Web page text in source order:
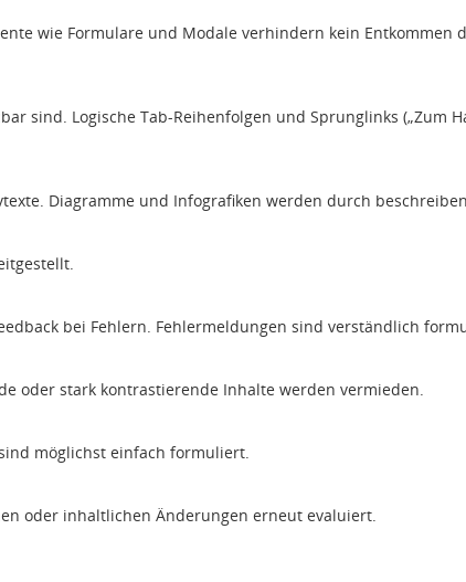
wie Formulare und Modale verhindern kein Entkommen
sind. Logische Tab-Reihenfolgen und Sprunglinks („Zum
Diagramme und Infografiken werden durch
bei Fehlern. Fehlermeldungen sind verständlich
oder stark kontrastierende Inhalte werden vermieden.
möglichst einfach formuliert.
oder inhaltlichen Änderungen erneut evaluiert.